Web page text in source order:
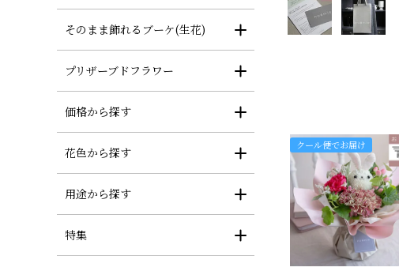
そのまま飾れるブーケ(生花)
プリザーブドフラワー
価格から探す
花色から探す
用途から探す
特集
クール便でお届け